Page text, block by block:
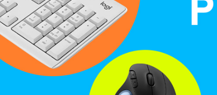
ポインター
ERGOシリーズ
ロジクールの商品を
ゲーミングヘッドセット ゲーミングマイク
Logicool G の商品を全て見る